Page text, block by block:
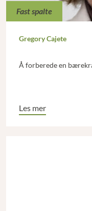
Fast spalte
Gregory Cajete
Å forberede en
Les mer